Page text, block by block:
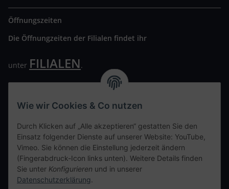
Öffnungszeiten
Die Öffnungzeiten der Filialen findet ihr
unter FILIALEN.
Wir freuen uns auf Euren Besuch. Bitte beachtet die
Kontaktdaten
tweet
teilen
Wie wir Cookies & Co nutzen
Durch Klicken auf „Alle akzeptieren“ gestatten Sie den
Einsatz folgender Dienste auf unserer Website: YouTube,
Vimeo. Sie können die Einstellung jederzeit ändern
(Fingerabdruck-Icon links unten). Weitere Details finden
Sie unter Konfigurieren und in unserer
Datenschutzerklärung.